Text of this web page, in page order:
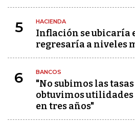
5 HACIENDA
Inflación se ubicaría
regresaría a niveles
6 BANCOS
"No subimos las
obtuvimos utilidades
en tres años"